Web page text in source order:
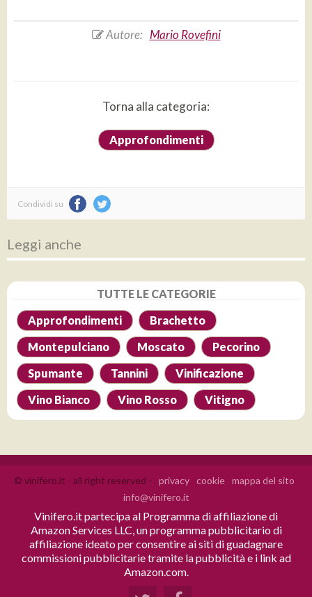
Autore: Mario Rovefini
Torna alla categoria:
Approfondimenti
Condividi su
Leggi anche
TUTTE LE CATEGORIE
Approfondimenti
Brachetto
Montepulciano
Moscato
Pecorino
Spumante
Tannini
Vinificazione
Vino Bianco
Vino Rosso Vitigno
© vinifero.it - all right reserved - privacy cookie mappa del sito
info@vinifero.it
Vinifero.it partecipa al Programma di affiliazione di
Amazon Services LLC, un programma pubblicitario di
affiliazione ideato per consentire ai siti di guadagnare
commissioni pubblicitarie tramite la pubblicità e i link ad
Amazon.com.